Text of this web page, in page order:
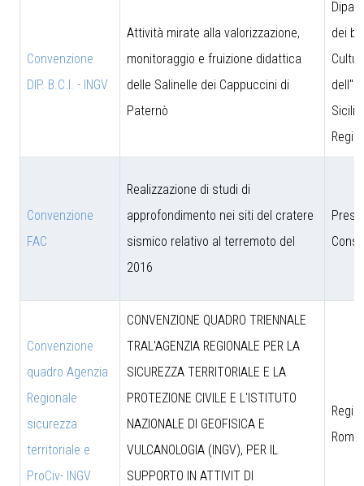
Convenzione
DIP. B.C.I. - INGV
Attività mirate alla valorizzazione,
monitoraggio e fruizione didattica
delle Salinelle dei Cappuccini di
Paternò
dei
Convenzione
FAC
Realizzazione di studi di
approfondimento nei siti del cratere
sismico relativo al terremoto del
2016
Convenzione
quadro Agenzia
Regionale
sicurezza
territoriale e
ProCiv- INGV
CONVENZIONE QUADRO TRIENNALE
TRAL'AGENZIA REGIONALE PER LA
SICUREZZA TERRITORIALE E LA
PROTEZIONE CIVILE E L'ISTITUTO
NAZIONALE DI GEOFISICA E
VULCANOLOGIA (INGV), PER IL
SUPPORTO IN ATTIVIT DI